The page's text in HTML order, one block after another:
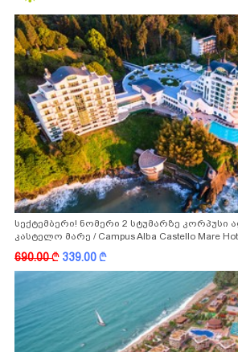
სექტემბერი! ნომერი 2 სტუმარზე კორპუსი
კასტელო მარე / Campus Alba Castello Mare
-სგან!
690.00k 339.00k